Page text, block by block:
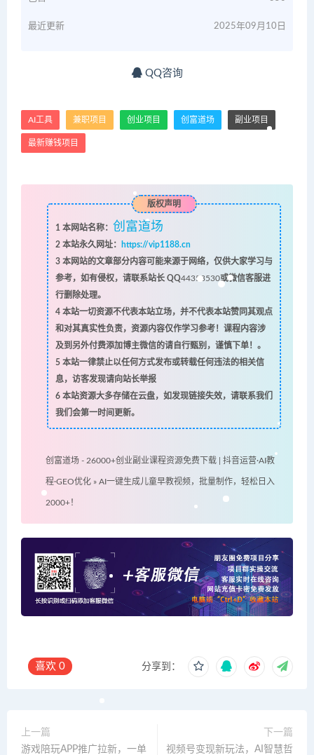
最近更新 2025年09月10日
QQ咨询
AI工具 兼职项目 创业项目 创富道场 副业项目
最新赚钱项目
版权声明
1 本网站名称： 创富道场
2本站永久网址：
https://vip1188.cn
3本网站的文章部分内容可能来源于网络，仅供大家学习与
参考，如有侵权，请联系站长 QQ44353530或微信客服进
行删除处理。
4本站一切资源不代表本站立场，并不代表本站赞同其观点
和对其真实性负责，资源内容仅作学习参考！课程内容涉
及到另外付费添加博主微信的请自行甄别，谨慎下单！。
5本站一律禁止以任何方式发布或转载任何违法的相关信
息，访客发现请向站长举报
6本站资源大多存储在云盘，如发现链接失效，请联系我们
我们会第一时间更新。
创富道场 - 26000+创业副业课程资源免费下载 | 抖音运营·AI教
程·GEO优化 » AI一键生成儿童早教视频，批量制作，轻松日入
2000+！
喜欢 0 分享到：
上一篇
游戏陪玩APP推广拉新，一单
下一篇
视频号变现新玩法，AI智慧哲